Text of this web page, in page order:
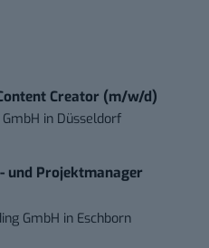
Creator (m/w/d)
in Düsseldorf
und Projektmanager
GmbH in Eschborn